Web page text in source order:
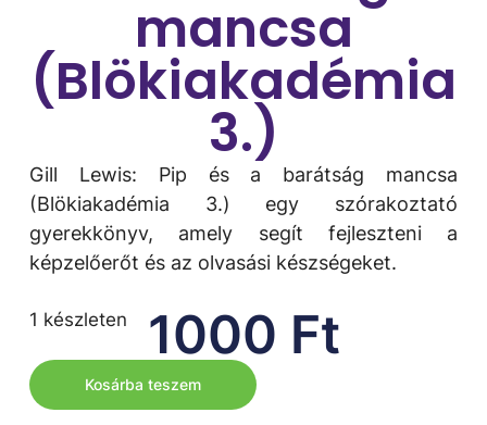
mancsa
(Blökiakadémia
3.)
Gill Lewis: Pip és a barátság mancsa
(Blökiakadémia 3.) egy szórakoztató
gyerekkönyv, amely segít fejleszteni a
képzelőerőt és az olvasási készségeket.
1000 Ft
1 készleten
Kosárba teszem